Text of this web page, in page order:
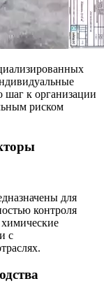
шаг к организации
риском
для
контроля
с